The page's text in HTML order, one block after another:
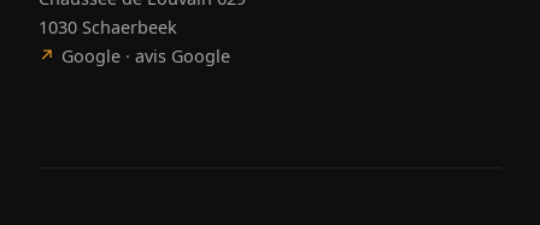
1030 Schaerbeek
↗ Google · avis Google